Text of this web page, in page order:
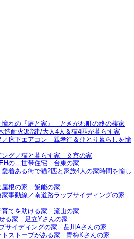
れの『庭と家』＿ときがわ町の終の棲家
造耐火3階建/大人4人＆猫4匹が暮らす家
床下エアコン＿親孝行＆ひとり暮らしを愉
グ／猫と暮らす家＿文京の家
の二世帯住宅＿台東の家
着ある街で猫2匹と家族4人の家時間を愉し
根の家＿飯能の家
事動線／南道路ラップサイディングの家＿
てを助ける家＿流山の家
る家＿足立Yさんの家
サイディングの家＿品川Aさんの家
ストーブがある家＿青梅Kさんの家